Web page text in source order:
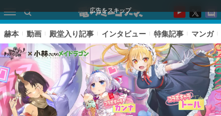
広告をスキップ
赫本 動画 殿堂入り記事 インタビュー 特集記事 マンガ